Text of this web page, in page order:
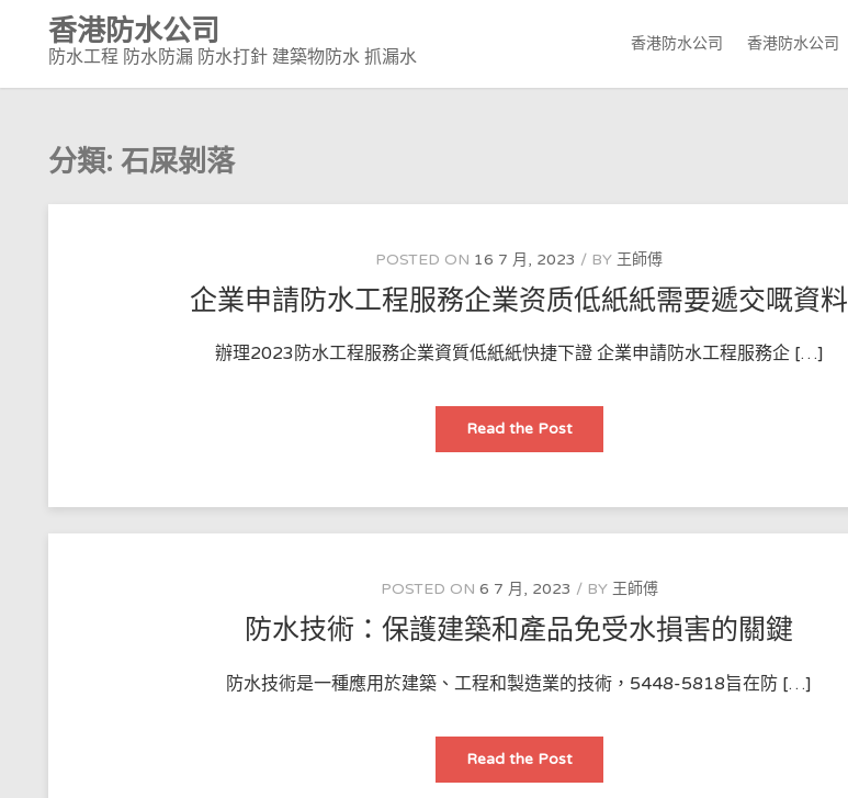
content
香港防水公司
防水工程 防水防漏 防水打針 建築物防水 抓漏水
香港防水公司 香港防水公司
分類: 石屎剝落
POSTED ON 16 7 月, 2023 BY 王師傅
企業申請防水工程服務企業资质低紙紙需要遞交嘅資料
辦理2023防水工程服務企業資質低紙紙快捷下證 企業申請防水工程服務企 […]
Read the Post企
申
水
程
企
業
资
质
低
紙
需
交
資
料
POSTED ON 6 7 月, 2023 BY 王師傅
防水技術：保護建築和產品免受水損害的關鍵
防水技術是一種應用於建築、工程和製造業的技術，5448-5818旨在防 […]
Read the Post防
技